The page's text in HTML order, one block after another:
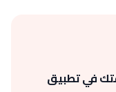
في تطبيق